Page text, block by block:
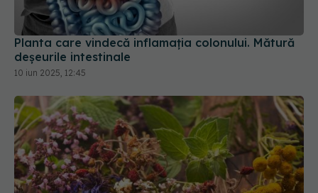
Planta care vindecă inflamația colonului. Mătură
deșeurile intestinale
10 iun 2025, 12:45